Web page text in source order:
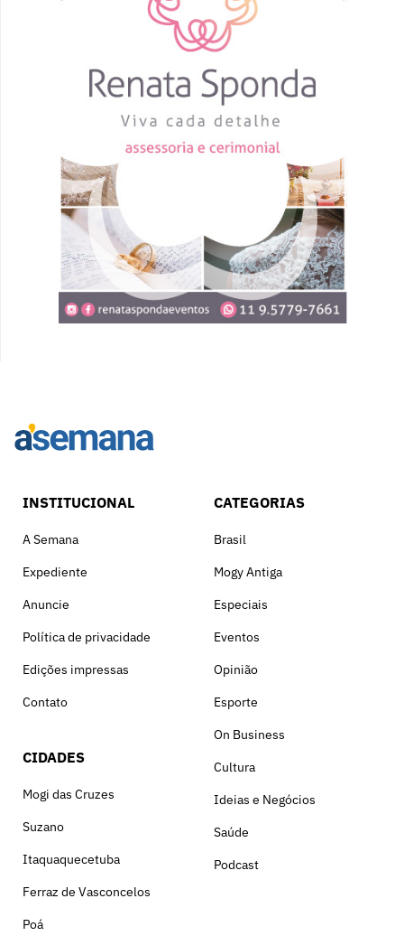
INSTITUCIONAL
A Semana
Expediente
Anuncie
Política de privacidade
Edições impressas
Contato
CIDADES
Mogi das Cruzes
Suzano
Itaquaquecetuba
Ferraz de Vasconcelos
Poá
CATEGORIAS
Brasil
Mogy Antiga
Especiais
Eventos
Opinião
Esporte
On Business
Cultura
Ideias e Negócios
Saúde
Podcast